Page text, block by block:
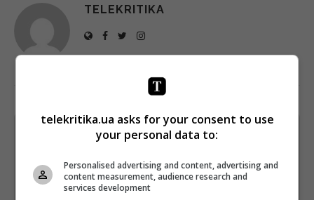
TELEKRITIKA
Щотижневий лист з найцікавішим.
Підпишіться ще раз, якщо не отримуєте від нас листи
telekritika.ua asks for your consent to use
your personal data to:
Personalised advertising and content, advertising and
content measurement, audience research and
services development